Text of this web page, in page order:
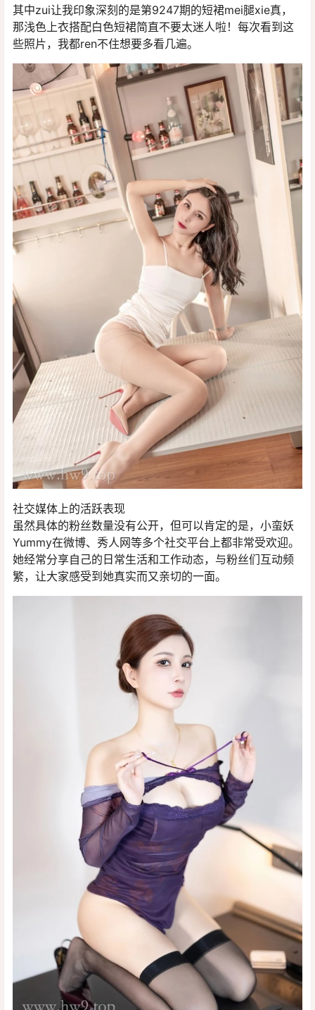
其中zui让我印象深刻的是第9247期的短裙mei腿xie真，
那浅色上衣搭配白色短裙简直不要太迷人啦！每次看到这
些照片，我都ren不住想要多看几遍。
社交媒体上的活跃表现
虽然具体的粉丝数量没有公开，但可以肯定的是，小蛮妖
Yummy在微博、秀人网等多个社交平台上都非常受欢迎。
她经常分享自己的日常生活和工作动态，与粉丝们互动频
繁，让大家感受到她真实而又亲切的一面。